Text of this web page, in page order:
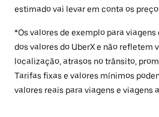
estimado vai levar em conta os
*Os valores de exemplo para
dos valores do UberX e não refletem
localização, atrasos no trânsito,
Tarifas fixas e valores mínimos
valores reais para viagens e viagens